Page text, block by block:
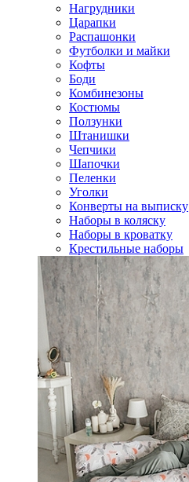
Нагрудники
Царапки
Распашонки
Футболки и майки
Кофты
Боди
Комбинезоны
Костюмы
Ползунки
Штанишки
Чепчики
Шапочки
Пеленки
Уголки
Конверты на выписку
Наборы в коляску
Наборы в кроватку
Крестильные наборы